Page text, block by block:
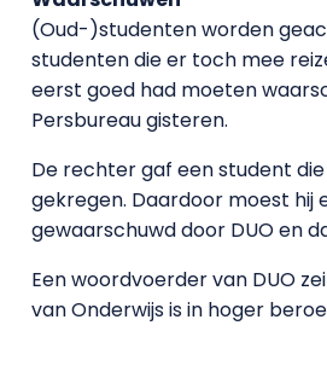
(Oud-)studenten worden
studenten die er toch mee
eerst goed had moeten
Persbureau gisteren.
De rechter gaf een student
gekregen. Daardoor moest
gewaarschuwd door DUO en
Een woordvoerder van DUO
van Onderwijs is in hoger